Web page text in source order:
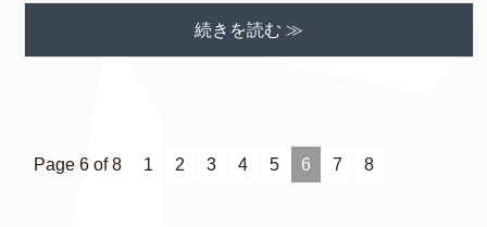
続きを読む ≫
Page 6 of 8 1 2 3 4 5 6 7 8